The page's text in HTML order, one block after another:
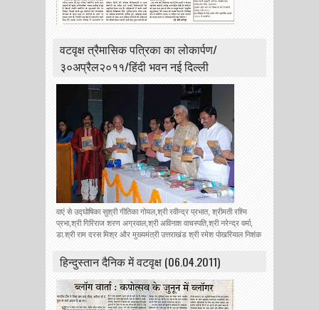
वटवृक्ष त्रैमासिक पत्रिका का लोकार्पण/
३०अप्रैल२०११/हिंदी भवन नई दिल्ली
वाएं से उद्घोषिका सुश्री गीतिका गोयल,श्री रवीन्द्र प्रभात, श्रीमती रश्मि
प्रभा,श्री गिरिराज शरण अग्रवाल,श्री अविनाश वाचस्पति,श्री नरेन्द्र वर्मा,
डा.श्री राम दरस मिश्र और मुख्यमंत्री उत्तराखंड श्री रमेश पोखरियाल निशंक
हिन्‍दुस्‍तान दैनिक में वटवृक्ष (06.04.2011)